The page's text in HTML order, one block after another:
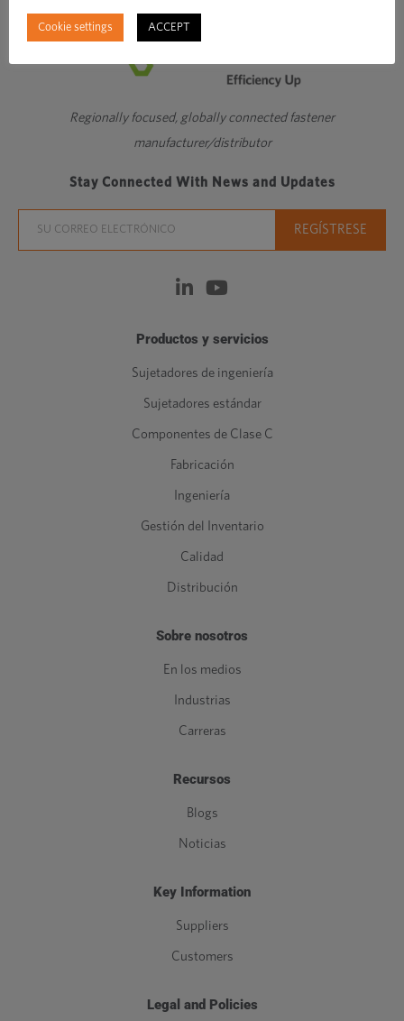
Regionally focused, globally connected fastener
manufacturer/distributor
Stay Connected With News and Updates
Productos y servicios
Sujetadores de ingeniería
Sujetadores estándar
Componentes de Clase C
Fabricación
Ingeniería
Gestión del Inventario
Calidad
Distribución
Sobre nosotros
En los medios
Industrias
Carreras
Recursos
Blogs
Noticias
Key Information
Suppliers
Customers
Legal and Policies
Cookie settings ACCEPT